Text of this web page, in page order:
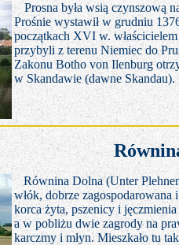
Prosna była wsią czynszową
Prośnie wystawił w grudniu
początkach XVI w.
przybyli z terenu Niemiec do
Zakonu Botho von Ilenburg
w Skandawie (dawne Skandau).
Równina Dolna (Unter
włók, dobrze
korca żyta, pszenicy i
a w pobliżu dwie zagrody na
karczmy i młyn. Mieszkało tu